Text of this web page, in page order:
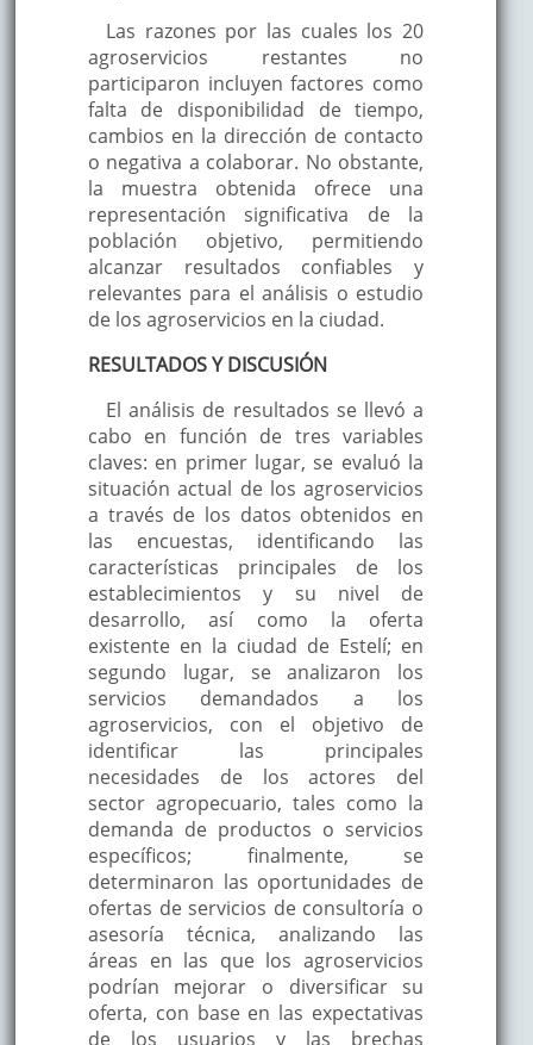
Las razones por las cuales los 20
agroservicios restantes no
participaron incluyen factores como
falta de disponibilidad de tiempo,
cambios en la dirección de contacto
o negativa a colaborar. No obstante,
la muestra obtenida ofrece una
representación significativa de la
población objetivo, permitiendo
alcanzar resultados confiables y
relevantes para el análisis o estudio
de los agroservicios en la ciudad.
RESULTADOS Y DISCUSIÓN
El análisis de resultados se llevó a
cabo en función de tres variables
claves: en primer lugar, se evaluó la
situación actual de los agroservicios
a través de los datos obtenidos en
las encuestas, identificando las
características principales de los
establecimientos y su nivel de
desarrollo, así como la oferta
existente en la ciudad de Estelí; en
segundo lugar, se analizaron los
servicios demandados a los
agroservicios, con el objetivo de
identificar las principales
necesidades de los actores del
sector agropecuario, tales como la
demanda de productos o servicios
específicos; finalmente, se
determinaron las oportunidades de
ofertas de servicios de consultoría o
asesoría técnica, analizando las
áreas en las que los agroservicios
podrían mejorar o diversificar su
oferta, con base en las expectativas
de los usuarios y las brechas